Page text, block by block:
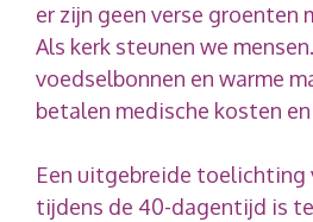
er zijn geen verse groenten
Als kerk steunen we
voedselbonnen en warme
betalen medische kosten
Een uitgebreide toelichting
tijdens de 40-dagentijd is